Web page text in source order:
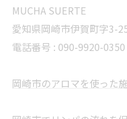
MUCHA SUERTE
愛知県岡崎市伊賀町字3-
電話番号 : 090-9920-0350
岡崎市のアロマを使った